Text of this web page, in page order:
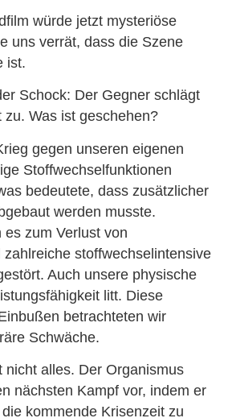
würde jetzt mysteriöse
uns verrät, dass die Szene
ist.
Schock: Der Gegner schlägt
Was ist geschehen?
gegen unseren eigenen
Stoffwechselfunktionen
bedeutete, dass zusätzlicher
werden musste.
zum Verlust von
stoffwechselintensive
Auch unsere physische
litt. Diese
betrachteten wir
Schwäche.
nicht alles. Der Organismus
nächsten Kampf vor, indem er
kommende Krisenzeit zu